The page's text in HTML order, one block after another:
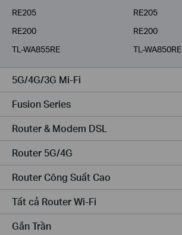
RE205
RE205
RE200
RE200
TL-WA855RE
TL-WA850RE
5G/4G/3G Mi-Fi
Fusion Series
Router & Modem DSL
Router 5G/4G
Router Công Suất Cao
Tất cả Router Wi-Fi
Gắn Trần